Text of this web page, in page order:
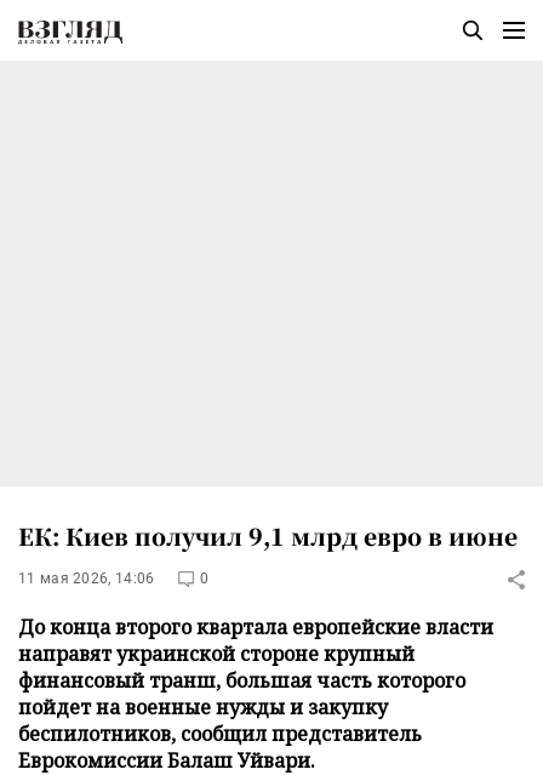
ЕК: Киев получил 9,1 млрд евро в июне
11 мая 2026, 14:06 0
До конца второго квартала европейские власти
направят украинской стороне крупный
финансовый транш, большая часть которого
пойдет на военные нужды и закупку
беспилотников, сообщил представитель
Еврокомиссии Балаш Уйвари.